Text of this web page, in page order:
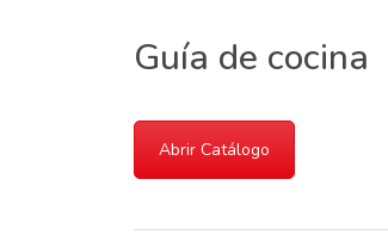
Guía de cocina
Abrir Catálogo